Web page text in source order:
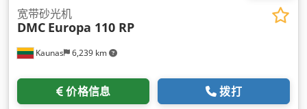
Kaunas 6,239 km
宽带砂光机
DMC Europa 110 RP
价格信息 拨打